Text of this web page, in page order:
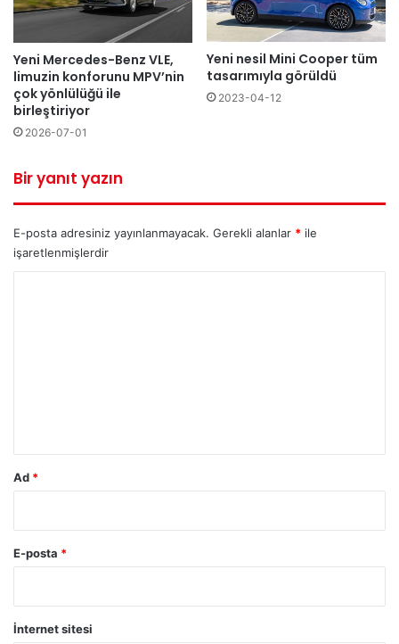
Yeni Mercedes-Benz VLE,
limuzin konforunu MPV’nin
çok yönlülüğü ile
birleştiriyor
2026-07-01
Yeni nesil Mini Cooper tüm
tasarımıyla görüldü
2023-04-12
Bir yanıt yazın
E-posta adresiniz yayınlanmayacak. Gerekli alanlar * ile
işaretlenmişlerdir
Ad *
E-posta *
İnternet sitesi